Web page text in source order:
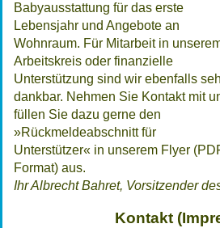
Babyausstattung für das erste
Lebensjahr und Angebote an
Wohnraum. Für Mitarbeit in
Arbeitskreis oder finanzielle
Unterstützung sind wir ebenfalls
dankbar. Nehmen Sie Kontakt mit
füllen Sie dazu gerne den
»Rückmeldeabschnitt für
Unterstützer« in unserem Flyer
Format) aus.
Ihr Albrecht Bahret, Vorsitzender
Kontakt